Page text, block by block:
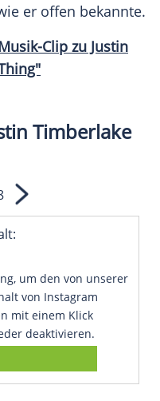
er offen bekannte.
Clip zu Justin
Timberlake
um den von unserer
von Instagram
mit einem Klick
deaktivieren.